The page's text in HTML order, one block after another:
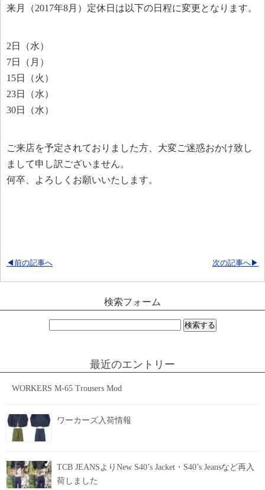
来月（2017年8月）定休日は以下の日程に変更となります。
2日（水）
7日（月）
15日（火）
23日（水）
30日（水）
ご来店を予定されておりました方、大変ご迷惑おかけ致し
まして申し訳ございません。
何卒、よろしくお願いいたします。
次の記事へ▶
◀前の記事へ
検索フォーム
最近のエントリー
WORKERS M-65 Trousers Mod
ワーカーズ入荷情報
TCB JEANSよりNew S40’s Jacket・S40’s Jeansなど再入
荷しました